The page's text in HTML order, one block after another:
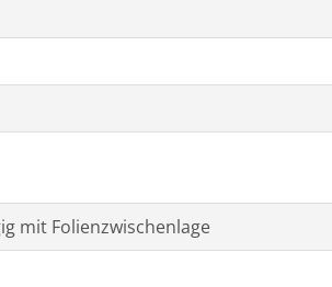
mit Folienzwischenlage